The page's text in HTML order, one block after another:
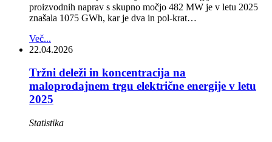
proizvodnih naprav s skupno močjo 482 MW je v letu 2025
znašala 1075 GWh, kar je dva in pol‑krat…
Več...
22.04.2026
Tržni deleži in koncentracija na
maloprodajnem trgu električne energije v letu
2025
Statistika